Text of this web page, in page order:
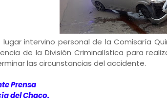
lugar intervino personal de la Comisaría
de la División Criminalística para
las circunstancias del accidente.
Prensa
del Chaco.